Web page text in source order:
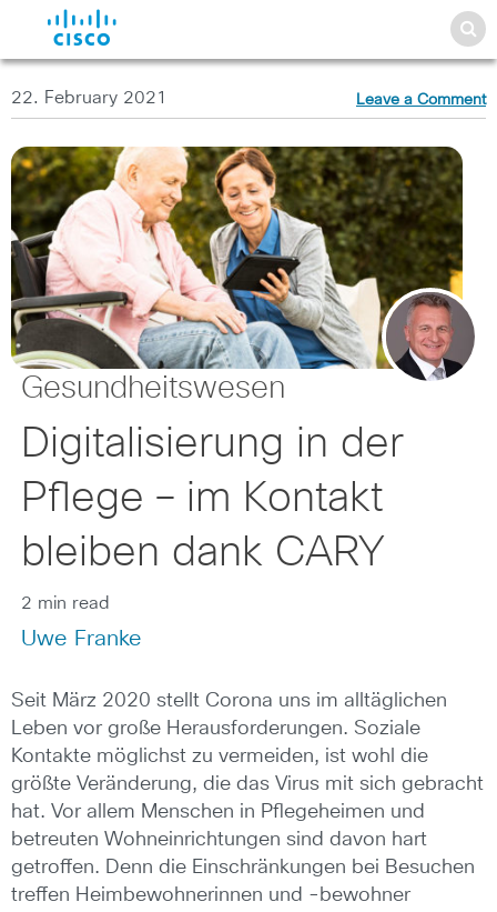
22. February 2021 Leave a Comment
Gesundheitswesen
Digitalisierung in der
Pflege – im Kontakt
bleiben dank CARY
2 min read
Uwe Franke
Seit März 2020 stellt Corona uns im alltäglichen
Leben vor große Herausforderungen. Soziale
Kontakte möglichst zu vermeiden, ist wohl die
größte Veränderung, die das Virus mit sich gebracht
hat. Vor allem Menschen in Pflegeheimen und
betreuten Wohneinrichtungen sind davon hart
getroffen. Denn die Einschränkungen bei Besuchen
treffen Heimbewohnerinnen und -bewohner